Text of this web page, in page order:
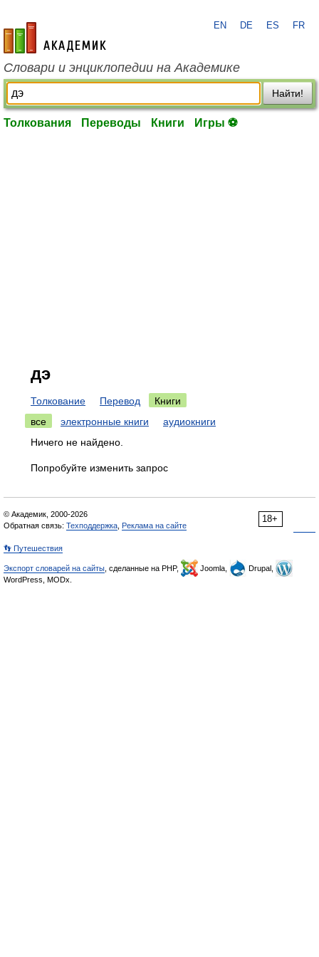
academic.ru
EN DE ES FR
Словари и энциклопедии на Академике
Найти!
Толкования Переводы Книги Игры ⚽
дэ
Толкование Перевод
Книги
все
электронные книги
аудиокниги
Ничего не найдено.
Попробуйте изменить запрос
18+
© Академик, 2000-2026
Обратная связь: Техподдержка Реклама на сайте
👣 Путешествия
Экспорт словарей на сайты , сделанные на PHP, Joomla,
Drupal,
WordPress, MODx.